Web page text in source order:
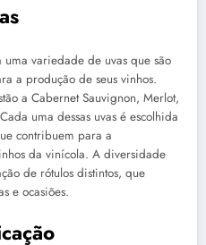
variedade de uvas que são
a produção de seus vinhos.
a Cabernet Sauvignon, Merlot,
uma dessas uvas é escolhida
contribuem para a
da vinícola. A diversidade
de rótulos distintos, que
e ocasiões.